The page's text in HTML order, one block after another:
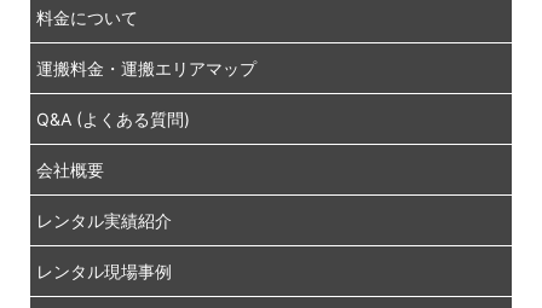
料金について
運搬料金・運搬エリアマップ
Q&A (よくある質問)
会社概要
レンタル実績紹介
レンタル現場事例